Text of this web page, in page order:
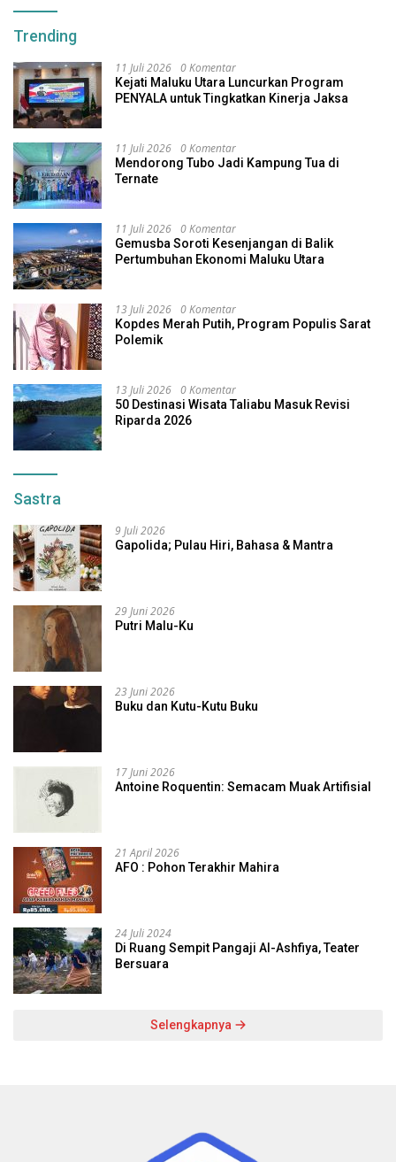
Trending
11 Juli 2026 0 Komentar
Kejati Maluku Utara Luncurkan Program
PENYALA untuk Tingkatkan Kinerja Jaksa
11 Juli 2026 0 Komentar
Mendorong Tubo Jadi Kampung Tua di
Ternate
11 Juli 2026 0 Komentar
Gemusba Soroti Kesenjangan di Balik
Pertumbuhan Ekonomi Maluku Utara
13 Juli 2026 0 Komentar
Kopdes Merah Putih, Program Populis Sarat
Polemik
13 Juli 2026 0 Komentar
50 Destinasi Wisata Taliabu Masuk Revisi
Riparda 2026
Sastra
9 Juli 2026
Gapolida; Pulau Hiri, Bahasa & Mantra
29 Juni 2026
Putri Malu-Ku
23 Juni 2026
Buku dan Kutu-Kutu Buku
17 Juni 2026
Antoine Roquentin: Semacam Muak Artifisial
21 April 2026
AFO : Pohon Terakhir Mahira
24 Juli 2024
Di Ruang Sempit Pangaji Al-Ashfiya, Teater
Bersuara
Selengkapnya